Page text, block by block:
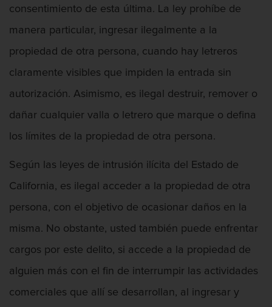
Robo
Robo de Caja Fuerte
Robo o allanamiento de morada
Recepción de Propiedad Robada
Delitos Sexuales
Conducta lasciva
Copulación Oral Forzada
Merodear Para Cometer Prostitución
Molestar a un niño menor de 18 años
consentimiento de esta última. La ley prohíbe de
manera particular, ingresar ilegalmente a la
propiedad de otra persona, cuando hay letreros
claramente visibles que impiden la entrada sin
autorización. Asimismo, es ilegal destruir, remover o
dañar cualquier valla o letrero que marque o defina
los límites de la propiedad de otra persona.
Según las leyes de intrusión ilícita del Estado de
California, es ilegal acceder a la propiedad de otra
persona, con el objetivo de ocasionar daños en la
misma. No obstante, usted también puede enfrentar
cargos por este delito, si accede a la propiedad de
alguien más con el fin de interrumpir las actividades
comerciales que allí se desarrollan, al ingresar y